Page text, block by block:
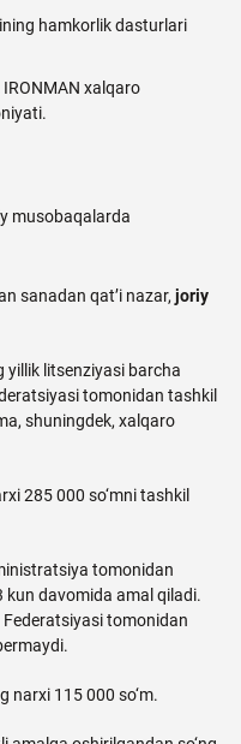
hamkorlik dasturlari
xalqaro
musobaqalarda
sanadan qat’i nazar, joriy
yillik litsenziyasi barcha
tomonidan tashkil
shuningdek, xalqaro
285 000 so‘mni tashkil
tomonidan
davomida amal qiladi.
Federatsiyasi tomonidan
narxi 115 000 so‘m.